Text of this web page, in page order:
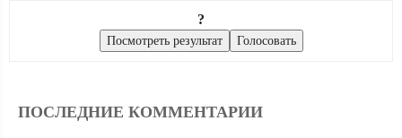
?
ПОСЛЕДНИЕ КОММЕНТАРИИ